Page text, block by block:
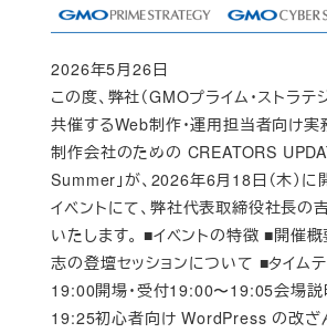
この度、弊社（GMOプライム・ストラテ
共催するWeb制作・運用担当者向け実
制作会社のための CREATORS
Summer」が、2026年6月18日（木）に
イベントにて、弊社代表取締役社長の
いたします。 ■イベントの特徴 ■開催
志の登壇セッションについて ■タイム
19:00開場・受付19:00〜19:05会場
19:25初心者向け WordPress の改ざ
Published
2026年5月26日